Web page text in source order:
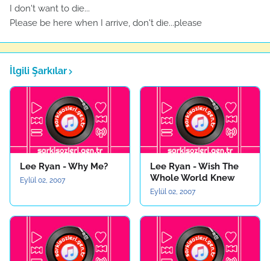
I don't want to die...
Please be here when I arrive, don't die...please
İlgili Şarkılar
Lee Ryan - Why Me?
Eylül 02, 2007
Lee Ryan - Wish The
Whole World Knew
Eylül 02, 2007